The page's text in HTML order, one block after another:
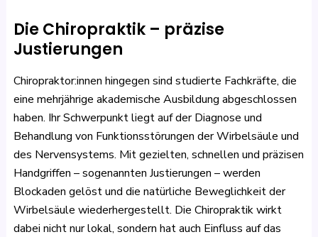
Die Chiropraktik – präzise
Justierungen
Chiropraktor:innen hingegen sind studierte Fachkräfte, die
eine mehrjährige akademische Ausbildung abgeschlossen
haben. Ihr Schwerpunkt liegt auf der Diagnose und
Behandlung von Funktionsstörungen der Wirbelsäule und
des Nervensystems. Mit gezielten, schnellen und präzisen
Handgriffen – sogenannten Justierungen – werden
Blockaden gelöst und die natürliche Beweglichkeit der
Wirbelsäule wiederhergestellt. Die Chiropraktik wirkt
dabei nicht nur lokal, sondern hat auch Einfluss auf das